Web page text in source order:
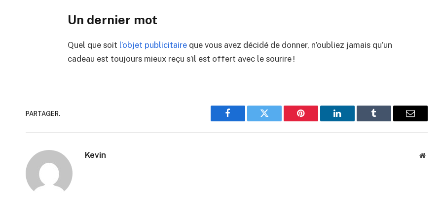
Un dernier mot
Quel que soit l’objet publicitaireque vous avez décidé de donner, n’oubliez jamais qu’un
cadeau est toujours mieux reçu s’il est offert avec le sourire !
PARTAGER.
Facebook Twitter Pinterest LinkedIn Tumblr Email
Kevin